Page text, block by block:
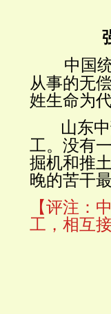
中国
从事的无
姓生命为代
山东
工。没有
掘机和推
晚的苦干
【评注：
工，相互